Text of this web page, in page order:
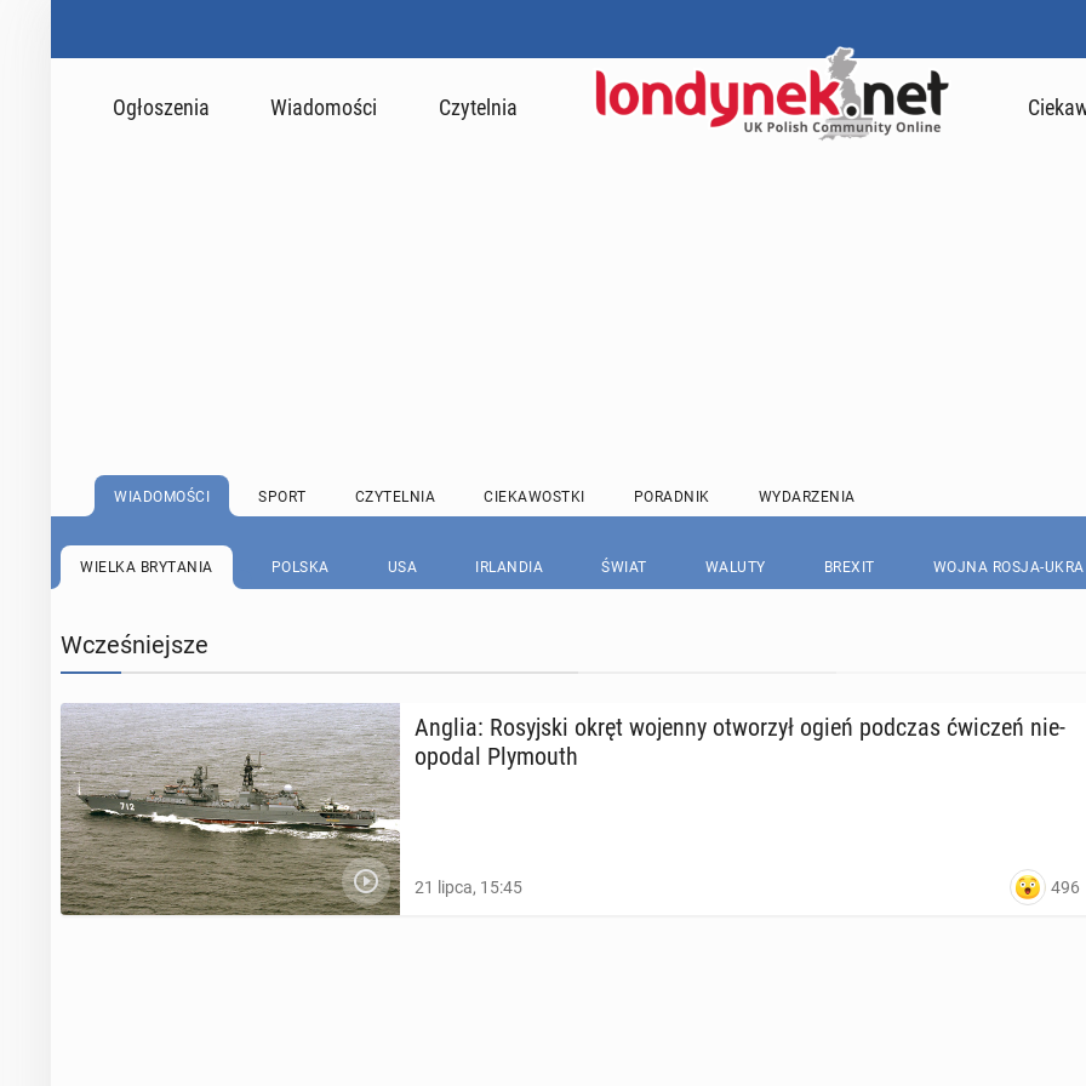
Ogłoszenia Wiadomości Czytelnia
WIADOMOŚCI SPORT CZYTELNIA CIEKAWOSTKI PORADNIK WYDARZENIA
WIELKA BRYTANIA POLSKA USA IRLANDIA ŚWIAT WALUTY BREXIT WOJNA ROSJA-
Wcześniejsze
Anglia: Ro­syj­ski okręt wojenny otwo­rzył ogień podczas ćwiczeń nie­
opo­dal Ply­mo­uth
21 lipca, 15:45 496